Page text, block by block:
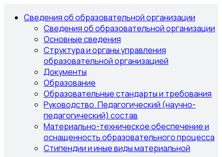
Сведения об образовательной организации
Сведения об образовательной организации
Основные сведения
Структура и органы управления
образовательной организацией
Документы
Образование
Образовательные стандарты и требования
Руководство. Педагогический (научно-
педагогический) состав
Материально-техническое обеспечение и
оснащенность образовательного процесса
Стипендии и иные виды материальной